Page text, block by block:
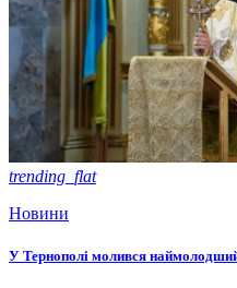
trending_flat
Новини
У Тернополі молився